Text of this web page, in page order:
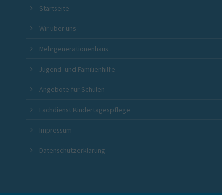
Mütterzentrum Beckum e. V.
Startseite
Wir über uns
Mehrgenerationenhaus
Jugend- und Familienhilfe
Angebote für Schulen
Fachdienst Kindertagespflege
Impressum
Datenschutzerklärung